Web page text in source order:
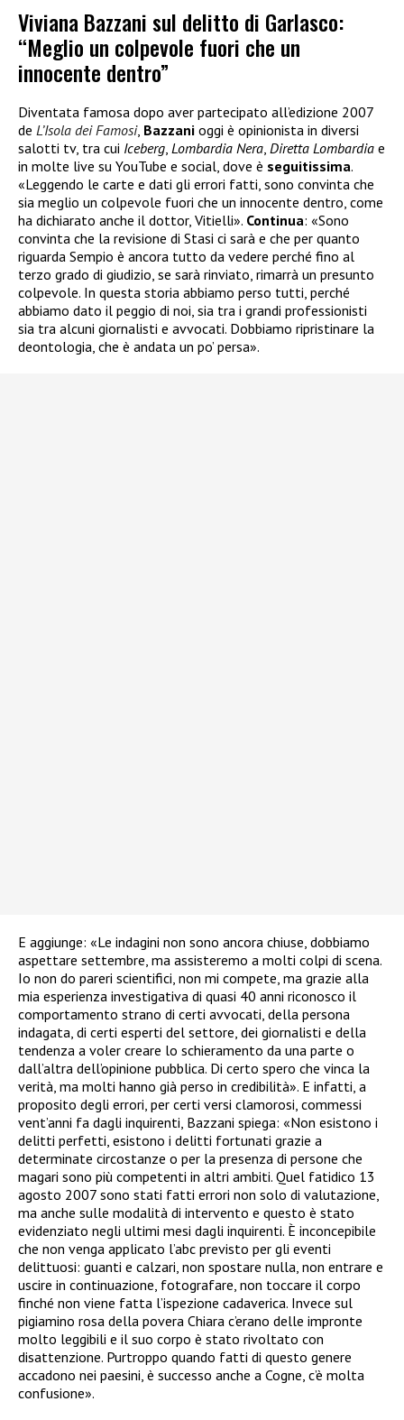
Viviana Bazzani sul delitto di Garlasco:
“Meglio un colpevole fuori che un
innocente dentro”
Diventata famosa dopo aver partecipato all’edizione 2007
de L’Isola dei Famosi, Bazzani oggi è opinionista in diversi
salotti tv, tra cui Iceberg Lombardia Nera Diretta Lombardia e
in molte live su YouTube e social, dove è seguitissima.
«Leggendo le carte e dati gli errori fatti, sono convinta che
sia meglio un colpevole fuori che un innocente dentro, come
ha dichiarato anche il dottor, Vitielli». Continua: «Sono
convinta che la revisione di Stasi ci sarà e che per quanto
riguarda Sempio è ancora tutto da vedere perché fino al
terzo grado di giudizio, se sarà rinviato, rimarrà un presunto
colpevole. In questa storia abbiamo perso tutti, perché
abbiamo dato il peggio di noi, sia tra i grandi professionisti
sia tra alcuni giornalisti e avvocati. Dobbiamo ripristinare la
deontologia, che è andata un po’ persa».
E aggiunge: «Le indagini non sono ancora chiuse, dobbiamo
aspettare settembre, ma assisteremo a molti colpi di scena.
Io non do pareri scientifici, non mi compete, ma grazie alla
mia esperienza investigativa di quasi 40 anni riconosco il
comportamento strano di certi avvocati, della persona
indagata, di certi esperti del settore, dei giornalisti e della
tendenza a voler creare lo schieramento da una parte o
dall’altra dell’opinione pubblica. Di certo spero che vinca la
verità, ma molti hanno già perso in credibilità». E infatti, a
proposito degli errori, per certi versi clamorosi, commessi
vent’anni fa dagli inquirenti, Bazzani spiega: «Non esistono i
delitti perfetti, esistono i delitti fortunati grazie a
determinate circostanze o per la presenza di persone che
magari sono più competenti in altri ambiti. Quel fatidico 13
agosto 2007 sono stati fatti errori non solo di valutazione,
ma anche sulle modalità di intervento e questo è stato
evidenziato negli ultimi mesi dagli inquirenti. È inconcepibile
che non venga applicato l’abc previsto per gli eventi
delittuosi: guanti e calzari, non spostare nulla, non entrare e
uscire in continuazione, fotografare, non toccare il corpo
finché non viene fatta l’ispezione cadaverica. Invece sul
pigiamino rosa della povera Chiara c’erano delle impronte
molto leggibili e il suo corpo è stato rivoltato con
disattenzione. Purtroppo quando fatti di questo genere
accadono nei paesini, è successo anche a Cogne, c’è molta
confusione».